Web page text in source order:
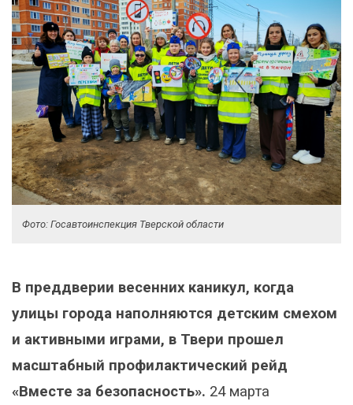
Фото: Госавтоинспекция Тверской области
В преддверии весенних каникул, когда
улицы города наполняются детским смехом
и активными играми, в Твери прошел
масштабный профилактический рейд
«Вместе за безопасность». 24 марта